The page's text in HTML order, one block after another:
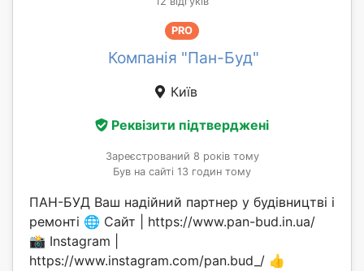
PRO
Компанія "Пан-Буд"
Київ
Реквізити підтверджені
Зареєстрований 8 років тому
Був на сайті 13 годин тому
ПАН-БУД Ваш надійний партнер у будівництві і
ремонті 🌐 Сайт | https://www.pan-bud.in.ua/
📸 Instagram |
https://www.instagram.com/pan.bud_/ 👍